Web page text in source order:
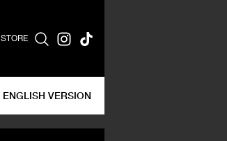
STORE
ENGLISH VERSION